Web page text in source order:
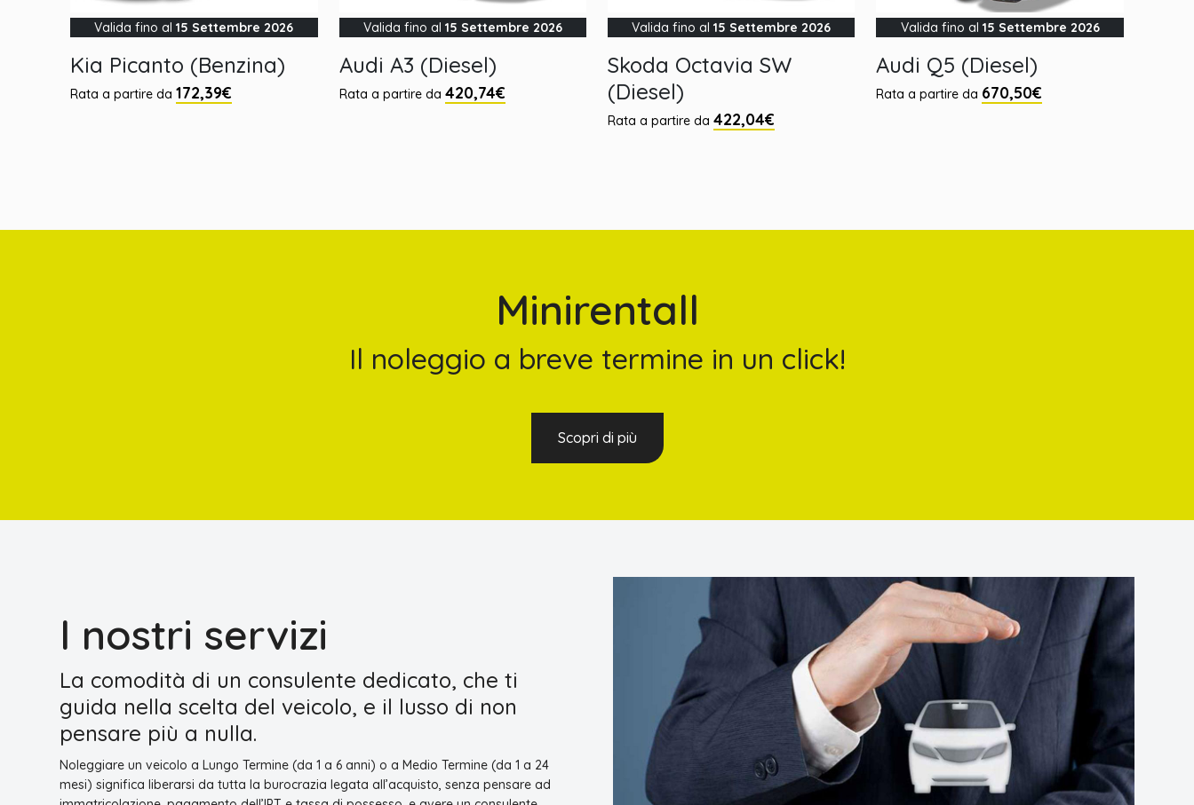
Valida fino al15 Settembre 2026
Kia Picanto (Benzina)
Rata a partire da172,39€
Valida fino al 15 Settembre 2026
Audi A3 (Diesel)
Rata a partire da 420,74€
Valida fino al15 Settembre 2026
Skoda Octavia SW
(Diesel)
Rata a partire da 422,04€
Valida fino al 15 Settembre 2026
Audi Q5 (Diesel)
Rata a partire da 670,50€
Minirentall
Il noleggio a breve termine in un click!
Scopri di più
I nostri servizi
La comodità di un consulente dedicato, che ti
guida nella scelta del veicolo, e il lusso di non
pensare più a nulla.
Noleggiare un veicolo a Lungo Termine (da 1 a 6 anni) o a Medio Termine (da 1 a 24
mesi) significa liberarsi da tutta la burocrazia legata all’acquisto, senza pensare ad